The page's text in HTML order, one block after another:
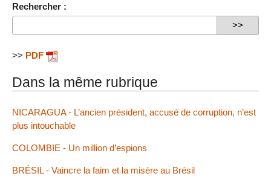
Rechercher :
>> PDF
Dans la même rubrique
NICARAGUA - L’ancien président, accusé de corruption, n’est
plus intouchable
COLOMBIE - Un million d’espions
BRÉSIL - Vaincre la faim et la misère au Brésil